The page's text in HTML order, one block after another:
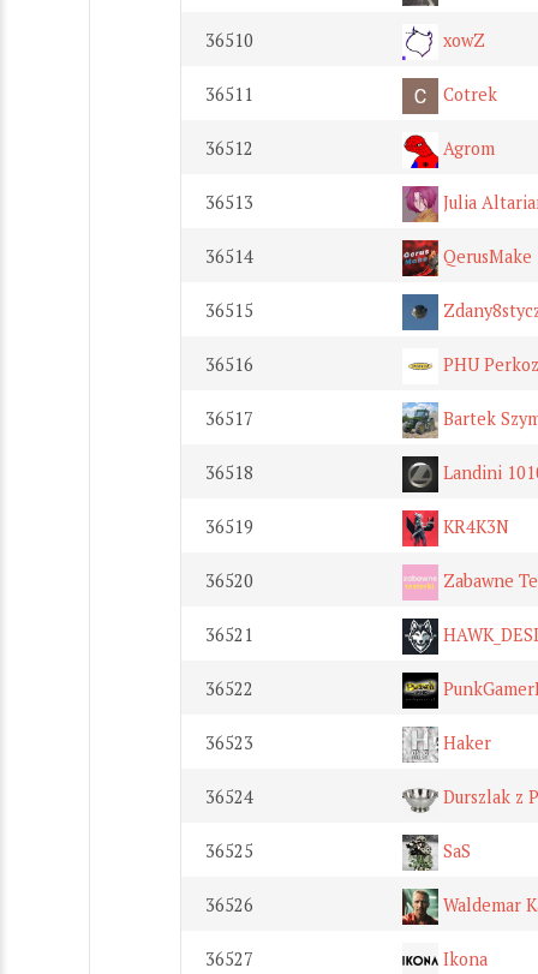
36510 xowZ
36511 Cotrek
36512 Agrom
36513 Julia
36514 QerusMake
36515
36516 PHU
36517 Bartek
36518 Landini
36519 KR4K3N
36520 Zabawne
36521
36522
36523 Haker
36524 Durszlak z
36525 SaS
36526 Waldemar
36527 Ikona